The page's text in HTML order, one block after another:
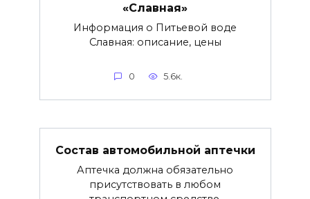
«Славная»
Информация о Питьевой воде
Славная: описание, цены
0 5.6к.
Состав автомобильной аптечки
Аптечка должна обязательно
присутствовать в любом